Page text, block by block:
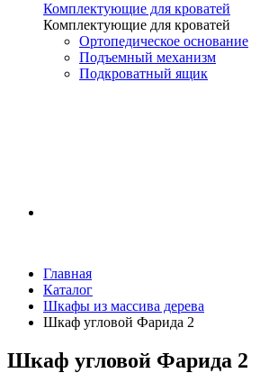
Комплектующие для кроватей
Комплектующие для кроватей
Ортопедическое основание
Подъемный механизм
Подкроватный ящик
Главная
Каталог
Шкафы из массива дерева
Шкаф угловой Фарида 2
Шкаф угловой Фарида 2